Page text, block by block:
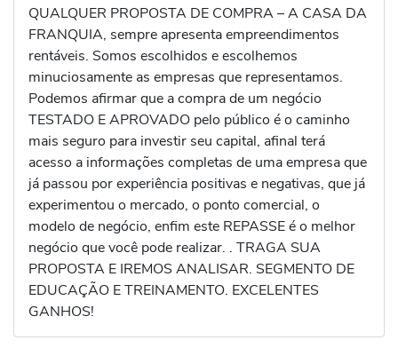
QUALQUER PROPOSTA DE COMPRA – A CASA DA
FRANQUIA, sempre apresenta empreendimentos
rentáveis. Somos escolhidos e escolhemos
minuciosamente as empresas que representamos.
Podemos afirmar que a compra de um negócio
TESTADO E APROVADO pelo público é o caminho
mais seguro para investir seu capital, afinal terá
acesso a informações completas de uma empresa que
já passou por experiência positivas e negativas, que já
experimentou o mercado, o ponto comercial, o
modelo de negócio, enfim este REPASSE é o melhor
negócio que você pode realizar. . TRAGA SUA
PROPOSTA E IREMOS ANALISAR. SEGMENTO DE
EDUCAÇÃO E TREINAMENTO. EXCELENTES
GANHOS!